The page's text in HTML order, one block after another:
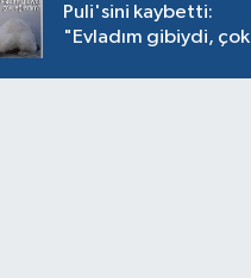
Puli'sini kaybetti:
"Evladım gibiydi, çok